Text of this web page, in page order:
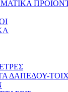
ΔΑΠΕΔΟΥ-